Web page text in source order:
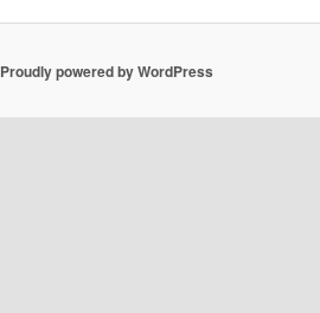
Proudly powered by WordPress